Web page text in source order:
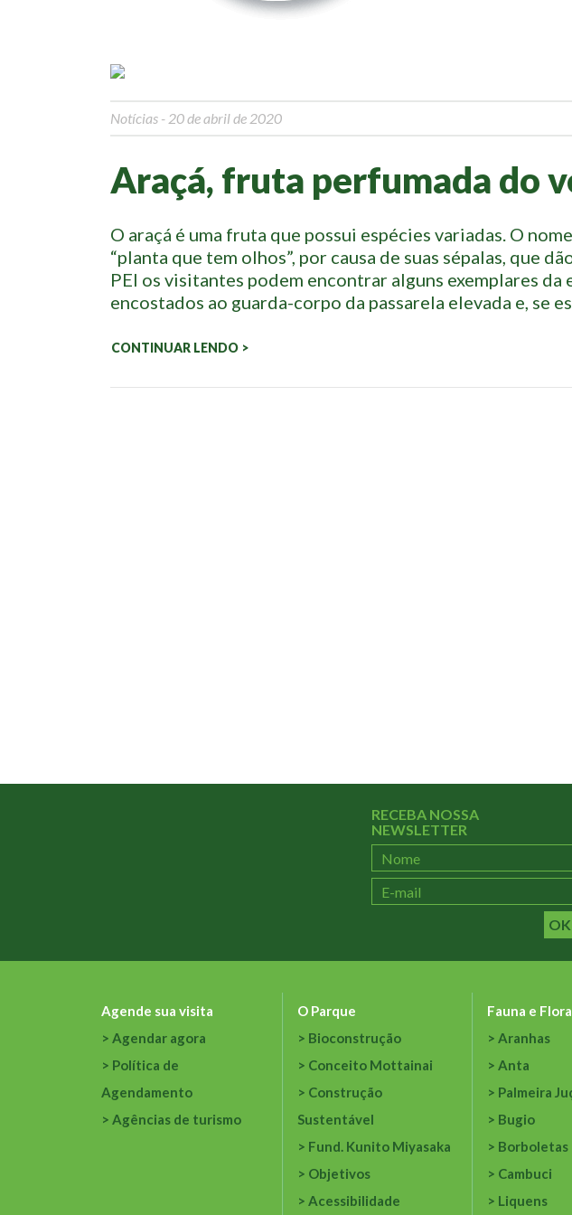
Notícias - 20 de abril de 2020
Araçá, fruta perfumada do
O araçá é uma fruta que possui espécies variadas. O
“planta que tem olhos”, por causa de suas sépalas, que
PEI os visitantes podem encontrar alguns exemplares da
encostados ao guarda-corpo da passarela elevada e, se
CONTINUAR LENDO >
RECEBA NOSSA
NEWSLETTER
OK
Agende sua visita
Agendar agora
Política de
Agendamento
Agências de turismo
O Parque
Bioconstrução
Conceito Mottainai
Construção
Sustentável
Fund. Kunito Miyasaka
Objetivos
Acessibilidade
Fauna e Flora
Aranhas
Anta
Palmeira
Bugio
Borboletas
Cambuci
Liquens